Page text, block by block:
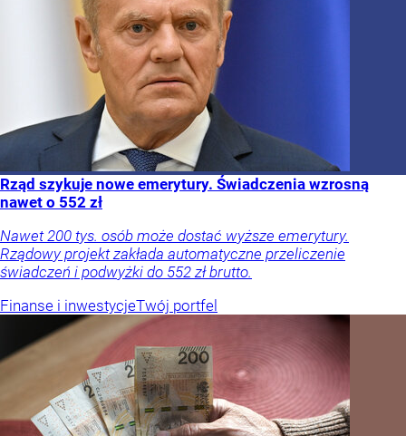
Rząd szykuje nowe emerytury. Świadczenia wzrosną
nawet o 552 zł
Nawet 200 tys. osób może dostać wyższe emerytury.
Rządowy projekt zakłada automatyczne przeliczenie
świadczeń i podwyżki do 552 zł brutto.
Finanse i inwestycjeTwój portfel